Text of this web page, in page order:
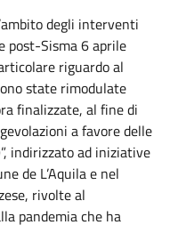
degli interventi
post-Sisma 6 aprile
riguardo al
state rimodulate
finalizzate, al fine di
a favore delle
indirizzato ad iniziative
de L’Aquila e nel
rivolte al
pandemia che ha